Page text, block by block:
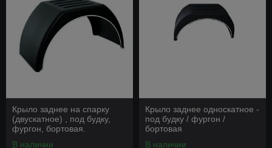
Крыло заднее на спарку
(двускатное) , под будку,
фургон, бортовая.
В наличии
Крыло заднее односкатное -
под будку / фургон /
бортовая
В наличии